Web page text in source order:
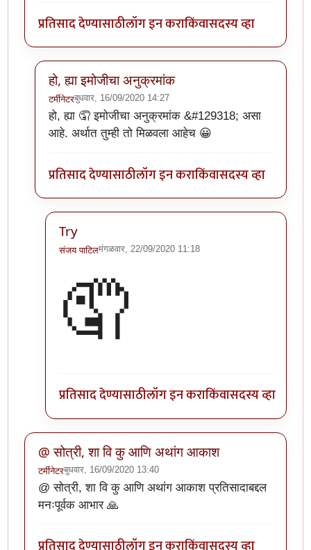
प्रतिसाद देण्यासाठीलॉग इन कराकिंवासदस्य व्हा
हो, ह्या इमोजीचा अनुक्रमांक
टर्मीनेटरबुधवार, 16/09/2020 14:27
In reply toही पण हल्ली बऱ्याच वेळेस वापरायला लागते.
हो, ह्या 🤦 इमोजीचा अनुक्रमांक &#129318; असा
आहे. अर्थात तुम्ही तो मिळवला आहेच 😀
प्रतिसाद देण्यासाठीलॉग इन कराकिंवासदस्य व्हा
Try
संजय पाटिलमंगळवार, 22/09/2020 11:18
🤦
प्रतिसाद देण्यासाठीलॉग इन कराकिंवासदस्य व्हा
@ सोत्री, शा वि कु आणि अथांग आकाश
टर्मीनेटरबुधवार, 16/09/2020 13:40
@ सोत्री, शा वि कु आणि अथांग आकाश प्रतिसादाबद्दल
मनःपूर्वक आभार 🙏